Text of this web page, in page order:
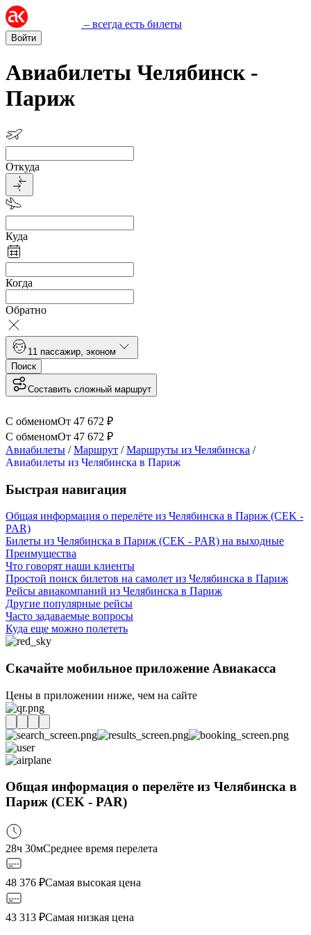
– всегда есть билеты
Войти
Авиабилеты Челябинск -
Париж
Откуда
Куда
Когда
Обратно
1 1 пассажир эконом
Поиск
Составить сложный маршрут
С обменомОт 47 672 ₽
С обменомОт 47 672 ₽
Авиабилеты /Маршрут /Маршруты из Челябинска /
Авиабилеты из Челябинска в Париж
Быстрая навигация
Общая информация о перелёте из Челябинска в Париж (CEK -
PAR)
Билеты из Челябинска в Париж (CEK - PAR) на выходные
Преимущества
Что говорят наши клиенты
Простой поиск билетов на самолет из Челябинска в Париж
Рейсы авиакомпаний из Челябинска в Париж
Другие популярные рейсы
Часто задаваемые вопросы
Куда еще можно полететь
Скачайте мобильное приложение Авиакасса
Цены в приложении ниже, чем на сайте
Общая информация о перелёте из Челябинска в
Париж (CEK - PAR)
28ч 30мСреднее время перелета
48 376 ₽Самая высокая цена
43 313 ₽Самая низкая цена